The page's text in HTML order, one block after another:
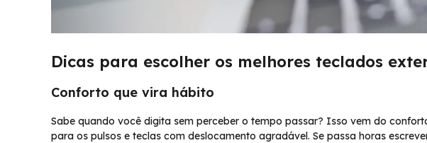
Dicas para escolher os melhores teclados
Conforto que vira hábito
Sabe quando você digita sem perceber o tempo passar? Isso vem do
para os pulsos e teclas com deslocamento agradável. Se passa horas